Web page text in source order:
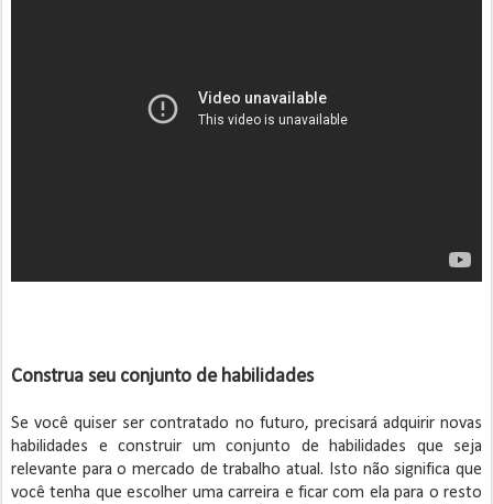
Construa seu conjunto de habilidades
Se você quiser ser contratado no futuro, precisará adquirir novas
habilidades e construir um conjunto de habilidades que seja
relevante para o mercado de trabalho atual. Isto não significa que
você tenha que escolher uma carreira e ficar com ela para o resto